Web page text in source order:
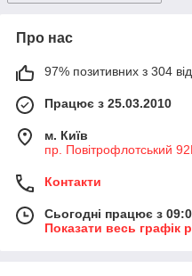
Про нас
97% позитивних з 304
Працює з 25.03.2010
м. Київ
пр. Повітрофлотський
Контакти
Сьогодні працює з
Показати весь графік